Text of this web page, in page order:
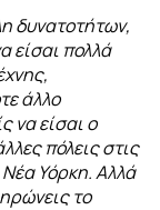
δυνατοτήτων,
είσαι πολλά
άλλο
να είσαι ο
πόλεις στις
Νέα Υόρκη. Αλλά
το